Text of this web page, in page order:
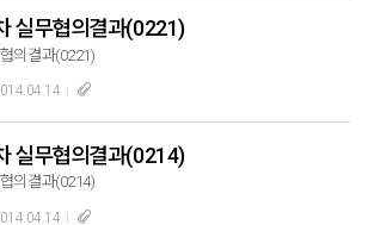
실무협의결과(0221)
의결과(0221)
실무협의결과(0214)
의결과(0214)